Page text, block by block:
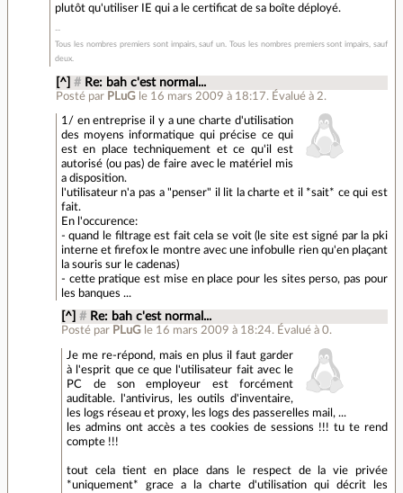
plutôt qu'utiliser IE qui a le certificat de sa boîte déployé.
Tous les nombres premiers sont impairs, sauf un. Tous les nombres premiers sont impairs, sauf
deux.
[^] # Re: bah c'est normal...
Posté par PLuG le 16 mars 2009 à 18:17. Évalué à 2.
1/ en entreprise il y a une charte d'utilisation
des moyens informatique qui précise ce qui
est en place techniquement et ce qu'il est
autorisé (ou pas) de faire avec le matériel mis
a disposition.
l'utilisateur n'a pas a "penser" il lit la charte et il *sait* ce qui est
fait.
En l'occurence:
- quand le filtrage est fait cela se voit (le site est signé par la pki
interne et firefox le montre avec une infobulle rien qu'en plaçant
la souris sur le cadenas)
- cette pratique est mise en place pour les sites perso, pas pour
les banques ...
[^] # Re: bah c'est normal...
Posté par PLuG le 16 mars 2009 à 18:24. Évalué à0.
Je me re-répond, mais en plus il faut garder
à l'esprit que ce que l'utilisateur fait avec le
PC de son employeur est forcément
auditable. l'antivirus, les outils d'inventaire,
les logs réseau et proxy, les logs des passerelles mail, ...
les admins ont accès a tes cookies de sessions !!! tu te rend
compte !!!
tout cela tient en place dans le respect de la vie privée
*uniquement* grace a la charte d'utilisation qui décrit les